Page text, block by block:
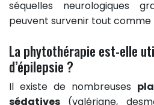
séquelles neurologiques
peuvent survenir tout comme
La phytothérapie est-elle
d’épilepsie ?
Il existe de nombreuses
sédatives (valériane,